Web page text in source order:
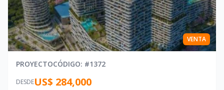
VENTA
PROYECTOCÓDIGO: #1372
DESDEUS$ 284,000